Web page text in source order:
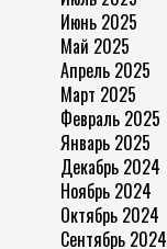
Июнь 2025
Май 2025
Апрель 2025
Март 2025
Февраль 2025
Январь 2025
Декабрь 2024
Ноябрь 2024
Октябрь 2024
Сентябрь 2024